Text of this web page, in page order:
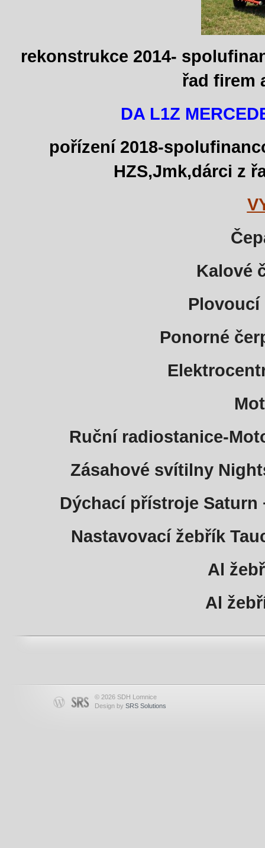
rekonstrukce 2014-
řad firem
DA L1Z
pořízení 2018-
HZS,Jmk,dárci z
Kalové
Plovoucí
Ponorné
Ruční radiostanice-
Zásahové svítilny
Dýchací přístroje Saturn
Nastavovací žebřík
Al
Al
© 2026 SDH Lomnice
Design by SRS Solutions